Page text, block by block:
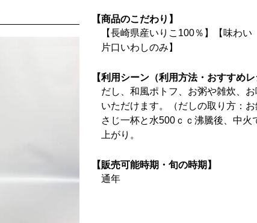
【商品のこだわり】
【長崎県産いりこ100％】【味わ
片口いわしのみ】
【利用シーン（利用方法・おすすめレ
だし、和風ポトフ、お粥や雑炊、お
いただけます。（だしの取り方：
さじ一杯と水500ｃｃ沸騰後、中火
上がり。
【販売可能時期・旬の時期】
通年